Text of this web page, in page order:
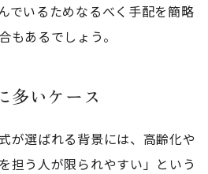
でいるためなるべく手配を簡略
もあるでしょう。
多いケース
が選ばれる背景には、高齢化や
担う人が限られやすい」という